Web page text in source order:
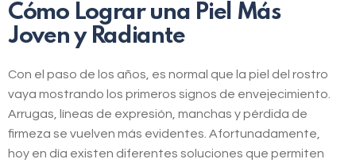
Cómo Lograr una Piel Más
Joven y Radiante
Con el paso de los años, es normal que la piel del rostro
vaya mostrando los primeros signos de envejecimiento.
Arrugas, líneas de expresión, manchas y pérdida de
firmeza se vuelven más evidentes. Afortunadamente,
hoy en día existen diferentes soluciones que permiten